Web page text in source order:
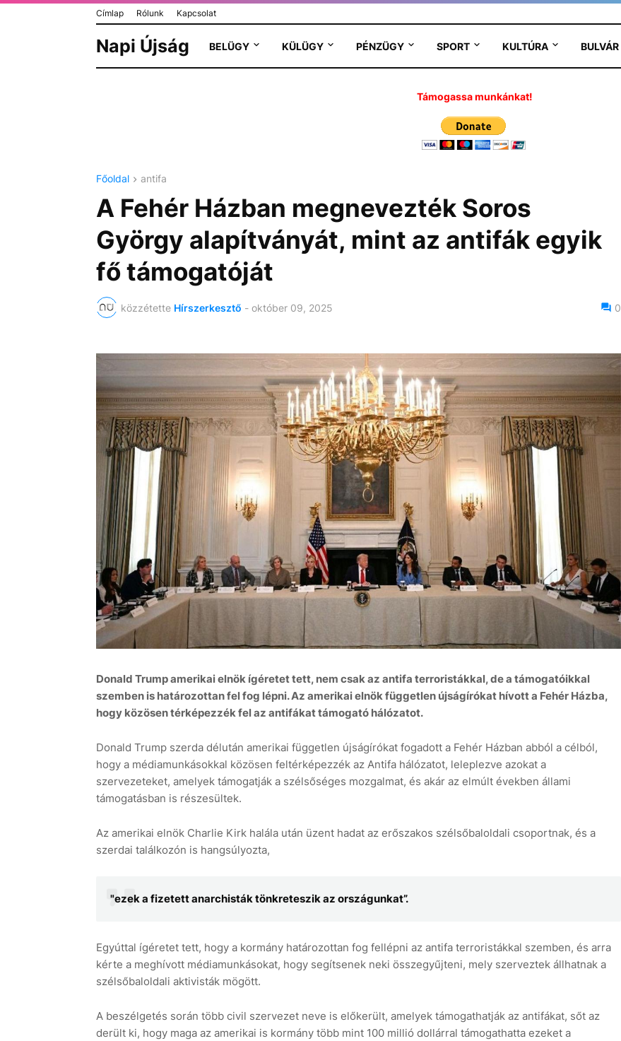
Címlap Rólunk Kapcsolat
Napi Újság BELÜGY KÜLÜGY PÉNZÜGY SPORT KULTÚRA BULVÁR
Támogassa munkánkat!
Főoldal antifa
A Fehér Házban megnevezték Soros
György alapítványát, mint az antifák egyik
fő támogatóját
közzétette Hírszerkesztő - október 09, 2025 0
Donald Trump amerikai elnök ígéretet tett, nem csak az antifa terroristákkal, de a támogatóikkal
szemben is határozottan fel fog lépni. Az amerikai elnök független újságírókat hívott a Fehér Házba,
hogy közösen térképezzék fel az antifákat támogató hálózatot.
Donald Trump szerda délután amerikai független újságírókat fogadott a Fehér Házban abból a célból,
hogy a médiamunkásokkal közösen feltérképezzék az Antifa hálózatot, leleplezve azokat a
szervezeteket, amelyek támogatják a szélsőséges mozgalmat, és akár az elmúlt években állami
támogatásban is részesültek.
Az amerikai elnök Charlie Kirk halála után üzent hadat az erőszakos szélsőbaloldali csoportnak, és a
szerdai találkozón is hangsúlyozta,
"ezek a fizetett anarchisták tönkreteszik az országunkat”.
Egyúttal ígéretet tett, hogy a kormány határozottan fog fellépni az antifa terroristákkal szemben, és arra
kérte a meghívott médiamunkásokat, hogy segítsenek neki összegyűjteni, mely szerveztek állhatnak a
szélsőbaloldali aktivisták mögött.
A beszélgetés során több civil szervezet neve is előkerült, amelyek támogathatják az antifákat, sőt az
derült ki, hogy maga az amerikai is kormány több mint 100 millió dollárral támogathatta ezeket a